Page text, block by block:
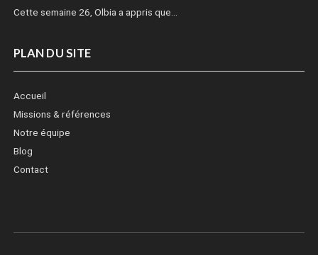
Cette semaine 26, Olbia a appris que…
PLAN DU SITE
Accueil
Missions & références
Notre équipe
Blog
Contact